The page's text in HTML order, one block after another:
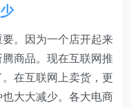
。因为一个店开起来
商品。现在互联网推
在互联网上卖货，更
大大减少。各大电商